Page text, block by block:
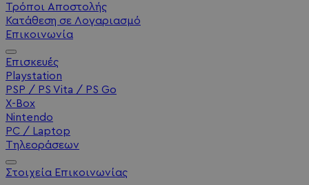
Τρόποι Αποστολής
Κατάθεση σε Λογαριασμό
Επικοινωνία
Επισκευές
Playstation
PSP / PS Vita / PS Go
X-Box
Nintendo
PC / Laptop
Τηλεοράσεων
Στοιχεία Επικοινωνίας